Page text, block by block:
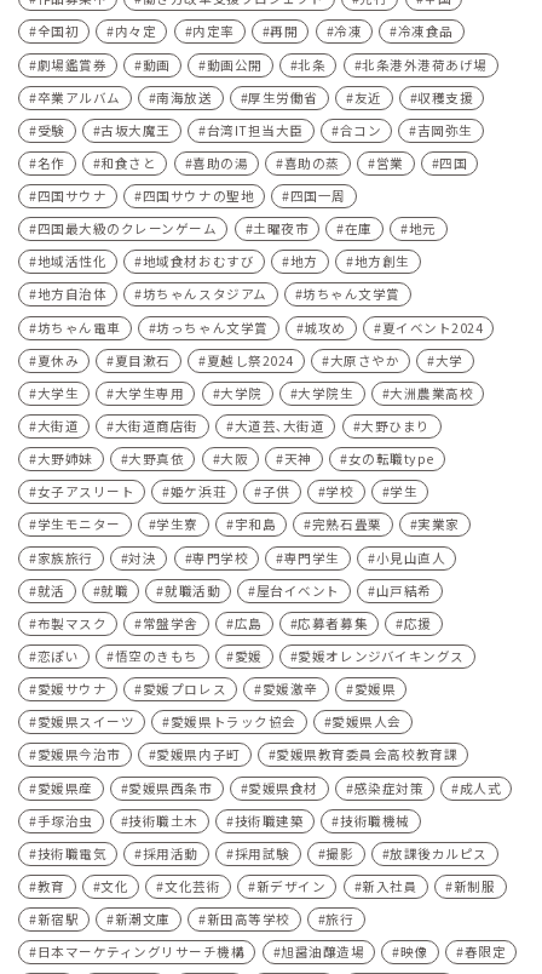
全国初
内々定 内定率 再開 冷凍
冷凍食品
劇場鑑賞券
動画 動画公開 北条
北条港外港荷あげ場
卒業アルバム
南海放送 厚生労働省 友近
収穫支援
受験
古坂大魔王 台湾IT担当大臣 合コン
吉岡弥生
名作
和食さと 喜助の湯 喜助の蒸 営業
四国
四国サウナ
四国サウナの聖地
四国一周
四国最大級のクレーンゲーム
土曜夜市 在庫
地元
地域活性化
地域食材おむすび 地方
地方創生
地方自治体
坊ちゃんスタジアム
坊ちゃん文学賞
坊ちゃん電車
坊っちゃん文学賞 城攻め
夏イベント2024
夏休み
夏目漱石 夏越し祭2024 大原さやか
大学
大学生
大学生専用 大学院 大学院生
大洲農業高校
大街道
大街道商店街 大道芸､大街道
大野ひまり
大野姉妹
大野真依 大阪 天神
女の転職type
女子アスリート
姫ケ浜荘 子供 学校
学生
学生モニター
学生寮 宇和島 完熟石畳栗
実業家
家族旅行
対決 専門学校 専門学生
小見山直人
就活
就職 就職活動 屋台イベント
山戸結希
布製マスク
常盤学舎 広島 応募者募集
応援
恋ぽい
悟空のきもち 愛媛
愛媛オレンジバイキングス
愛媛サウナ
愛媛プロレス 愛媛激辛
愛媛県
愛媛県スイーツ
愛媛県トラック協会
愛媛県人会
愛媛県今治市
愛媛県内子町
愛媛県教育委員会高校教育課
愛媛県産
愛媛県西条市 愛媛県食材 感染症対策
成人式
手塚治虫
技術職土木 技術職建築
技術職機械
技術職電気
採用活動 採用試験 撮影
放課後カルピス
教育
文化 文化芸術 新デザイン 新入社員
新制服
新宿駅
新潮文庫 新田高等学校
旅行
日本マーケティングリサーチ機構
旭醤油醸造場 映像
春限定